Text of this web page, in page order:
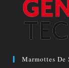
Marmottes De